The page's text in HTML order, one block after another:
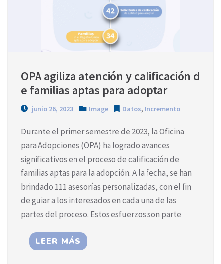
OPA agiliza atención y calificación d
e familias aptas para adoptar
junio 26, 2023 Image Datos, Incremento
Durante el primer semestre de 2023, la Oficina
para Adopciones (OPA) ha logrado avances
significativos en el proceso de calificación de
familias aptas para la adopción. A la fecha, se han
brindado 111 asesorías personalizadas, con el fin
de guiar a los interesados en cada una de las
partes del proceso. Estos esfuerzos son parte